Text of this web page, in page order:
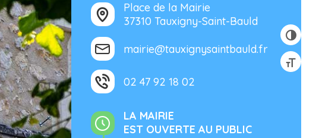
Place de la Mairie
37310 Tauxigny-Saint-Bauld
mairie@tauxignysaintbauld.fr
02 47 92 18 02
LA MAIRIE
EST OUVERTE AU PUBLIC